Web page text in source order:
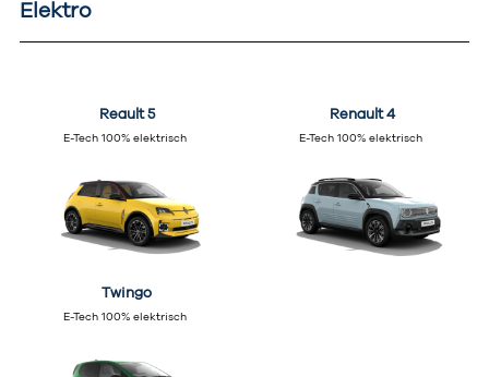
Elektro
Reault 5
E-Tech 100% elektrisch
Renault 4
E-Tech 100% elektrisch
Twingo
E-Tech 100% elektrisch